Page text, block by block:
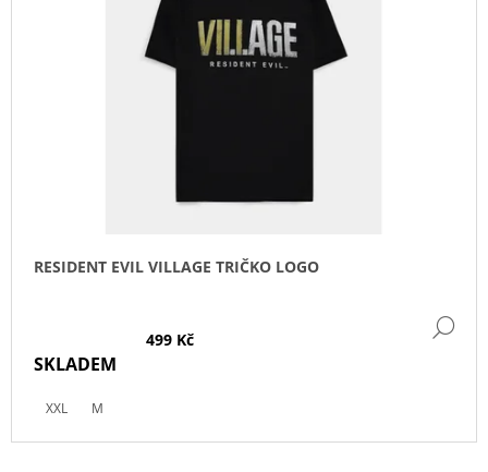
RESIDENT EVIL VILLAGE TRIČKO LOGO
499 Kč
SKLADEM
XXL M